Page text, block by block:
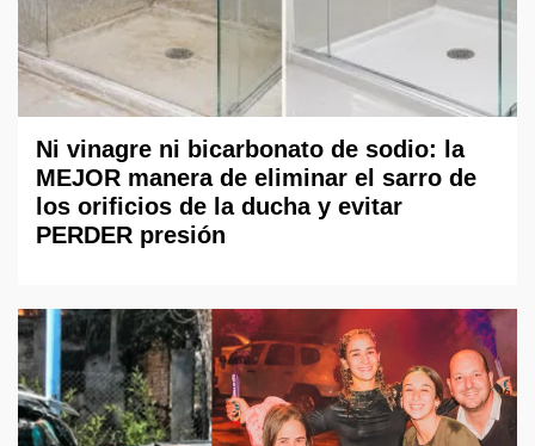
Ni vinagre ni bicarbonato de sodio: la
MEJOR manera de eliminar el sarro de
los orificios de la ducha y evitar
PERDER presión